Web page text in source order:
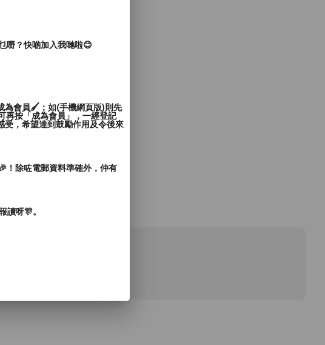
嘢？快啲加入我哋啦😊
為會員🖌️；如(手機網頁版)則先
再按「成為會員」，一經登記
受，希望達到鼓勵作用及令後來
！除咗電郵資料準確外，仲有
讀呀🎊。